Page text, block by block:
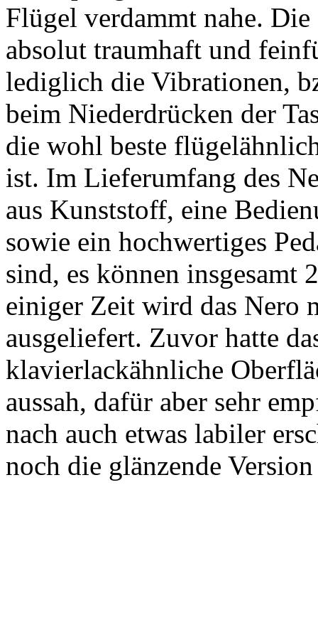
Flügel verdammt nahe.
absolut traumhaft und
lediglich die Vibrationen,
beim Niederdrücken der
die wohl beste
ist. Im Lieferumfang des
aus Kunststoff, eine
sowie ein hochwertiges
sind, es können insgesamt
einiger Zeit wird das Nero
ausgeliefert. Zuvor hatte
klavierlackähnliche
aussah, dafür aber sehr
nach auch etwas labiler
noch die glänzende